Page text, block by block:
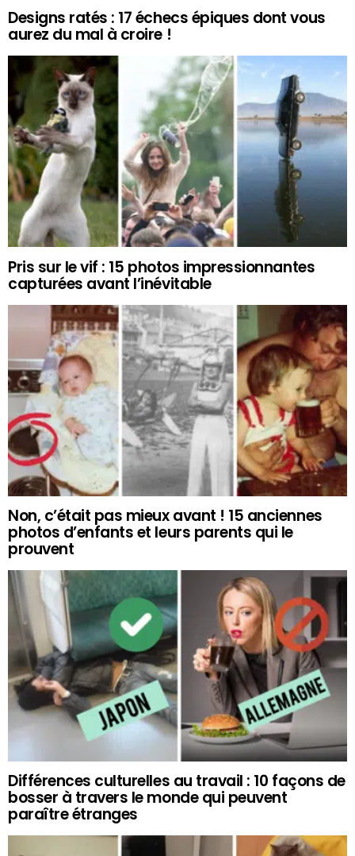
Designs ratés : 17 échecs épiques dont vous
aurez du mal à croire !
Pris sur le vif : 15 photos impressionnantes
capturées avant l’inévitable
Non, c’était pas mieux avant ! 15 anciennes
photos d’enfants et leurs parents qui le
prouvent
Différences culturelles au travail : 10 façons de
bosser à travers le monde qui peuvent
paraître étranges